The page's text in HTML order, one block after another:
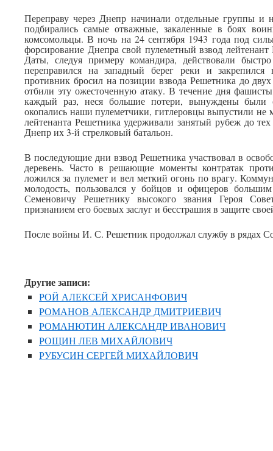
Переправу через Днепр начинали отдельные группы и
подбирались самые отважные, закаленные в боях
комсомольцы. В ночь на 24 сентября 1943 года под
форсирование Днепра свой пулеметный взвод
Даты, следуя примеру командира, действовали
переправился на западный берег реки и
противник бросил на позиции взвода Решетника до
отбили эту ожесточенную атаку. В течение дня
каждый раз, неся большие потери, вынуждены были
окопались наши пулеметчики, гитлеровцы выпустили не
лейтенанта Решетника удерживали занятый рубеж до
Днепр их 3-й стрелковый батальон.
В последующие дни взвод Решетника участвовал в
деревень. Часто в решающие моменты контратак
ложился за пулемет и вел меткий огонь по врагу.
молодость, пользовался у бойцов и офицеров
Семеновичу Решетнику высокого звания Героя
признанием его боевых заслуг и бесстрашия в защите
После войны И. С. Решетник продолжал службу в рядах
Другие записи:
РОЙ АЛЕКСЕЙ ХРИСАНФОВИЧ
РОМАНОВ АЛЕКСАНДР ДМИТРИЕВИЧ
РОМАНЮТИН АЛЕКСАНДР ИВАНОВИЧ
РОЩИН ЛЕВ МИХАЙЛОВИЧ
РУБУСИН СЕРГЕЙ МИХАЙЛОВИЧ